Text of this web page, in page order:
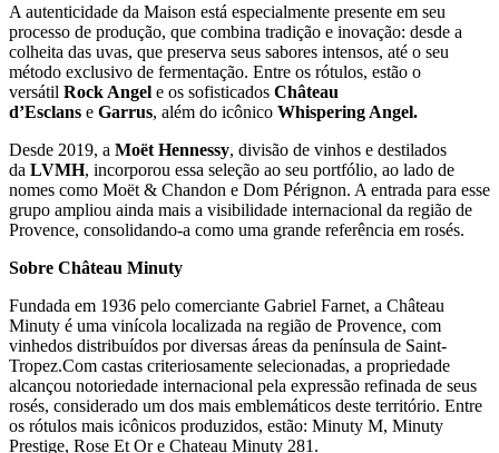
A autenticidade da Maison está especialmente presente em seu
processo de produção, que combina tradição e inovação: desde a
colheita das uvas, que preserva seus sabores intensos, até o seu
método exclusivo de fermentação. Entre os rótulos, estão o
versátil Rock Angel e os sofisticados Château
d’Esclans e Garrus, além do icônico Whispering Angel.
Desde 2019, a Moët Hennessy, divisão de vinhos e destilados
da LVMH, incorporou essa seleção ao seu portfólio, ao lado de
nomes como Moët & Chandon e Dom Pérignon. A entrada para esse
grupo ampliou ainda mais a visibilidade internacional da região de
Provence, consolidando-a como uma grande referência em rosés.
Sobre Château Minuty
Fundada em 1936 pelo comerciante Gabriel Farnet, a Château
Minuty é uma vinícola localizada na região de Provence, com
vinhedos distribuídos por diversas áreas da península de Saint-
Tropez.Com castas criteriosamente selecionadas, a propriedade
alcançou notoriedade internacional pela expressão refinada de seus
rosés, considerado um dos mais emblemáticos deste território. Entre
os rótulos mais icônicos produzidos, estão: Minuty M, Minuty
Prestige, Rose Et Or e Chateau Minuty 281.